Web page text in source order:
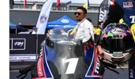
penentu dalam
membawa cabaran
yang semakin mendapat
antarabangsa.
No node context available.